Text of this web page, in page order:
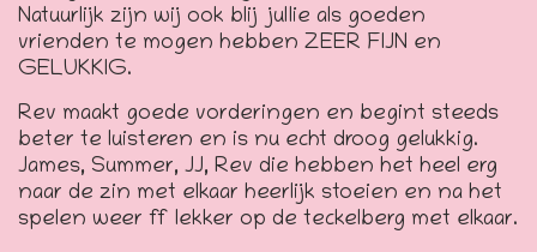
Natuurlijk zijn wij ook blij jullie als goeden
vrienden te mogen hebben ZEER FIJN en
GELUKKIG.
Rev maakt goede vorderingen en begint steeds
beter te luisteren en is nu echt droog gelukkig.
James, Summer, JJ, Rev die hebben het heel erg
naar de zin met elkaar heerlijk stoeien en na het
spelen weer ff lekker op de teckelberg met elkaar.